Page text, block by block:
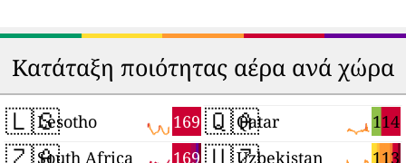
Κατάταξη ποιότητας αέρα ανά χώρα
🇱🇸 169
Lesotho
169
South Africa
🇶🇦 114
Qatar
113
Uzbekistan